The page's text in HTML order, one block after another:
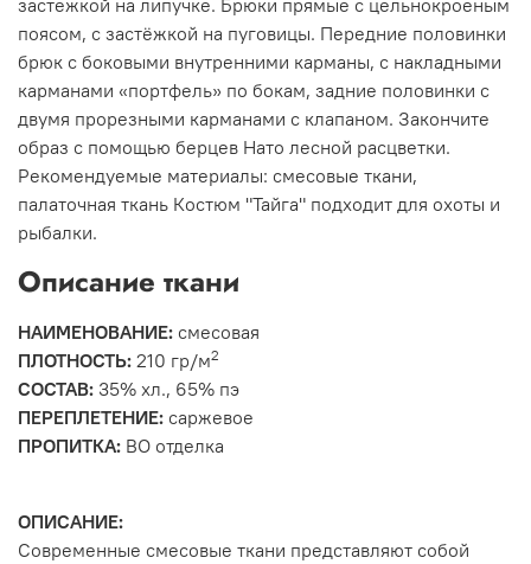
застежкой на липучке. Брюки прямые с цельнокроеным
поясом, с застёжкой на пуговицы. Передние половинки
брюк с боковыми внутренними карманы, с накладными
карманами «портфель» по бокам, задние половинки с
двумя прорезными карманами с клапаном. Закончите
образ с помощью берцев Нато лесной расцветки.
Рекомендуемые материалы: смесовые ткани,
палаточная ткань Костюм "Тайга" подходит для охоты и
рыбалки.
Описание ткани
НАИМЕНОВАНИЕ: смесовая
ПЛОТНОСТЬ: 210 гр/м2
СОСТАВ: 35% хл., 65% пэ
ПЕРЕПЛЕТЕНИЕ: саржевое
ПРОПИТКА: ВО отделка
ОПИСАНИЕ:
Современные смесовые ткани представляют собой